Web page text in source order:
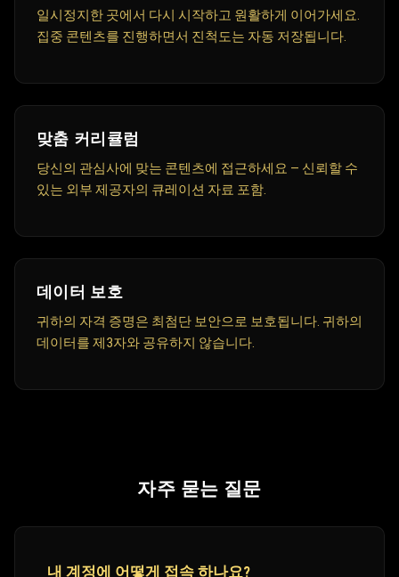
일시정지한 곳에서 다시 시작하고 원활하게 이어가세요.
집중 콘텐츠를 진행하면서 진척도는 자동 저장됩니다.
맞춤 커리큘럼
당신의 관심사에 맞는 콘텐츠에 접근하세요 — 신뢰할 수
있는 외부 제공자의 큐레이션 자료 포함.
데이터 보호
귀하의 자격 증명은 최첨단 보안으로 보호됩니다. 귀하의
데이터를 제3자와 공유하지 않습니다.
자주 묻는 질문
내 계정에 어떻게 접속 하나요?